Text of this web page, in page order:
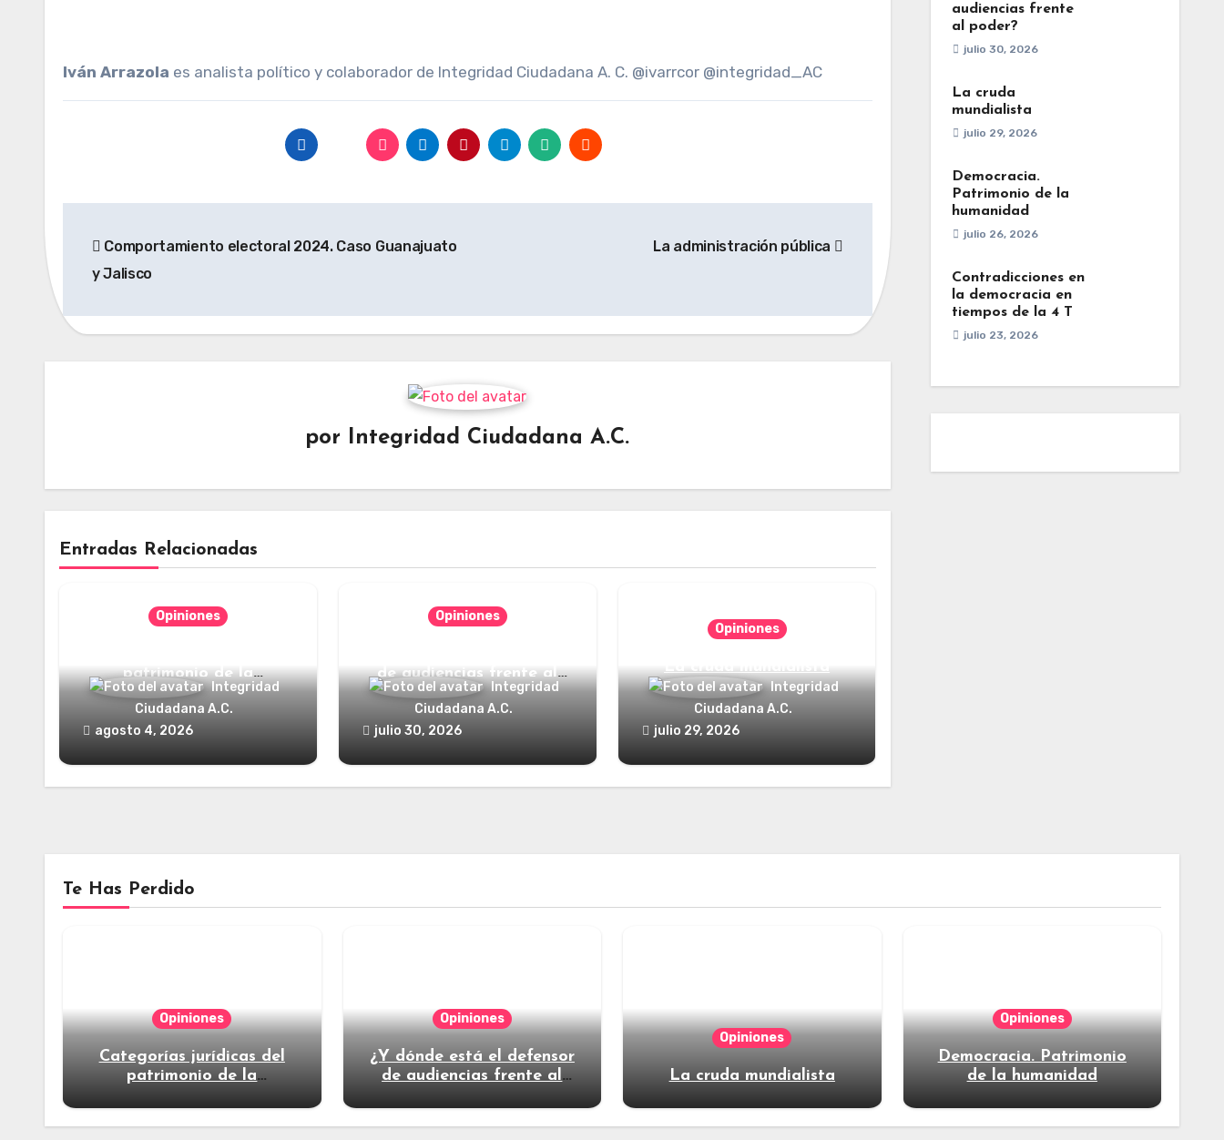
Iván Arrazola es analista político y colaborador de Integridad Ciudadana A. C. @ivarrcor @integridad_AC
de Comportamiento electoral 2024. Caso Guanajuato
y Jalisco
La administración pública
por Integridad Ciudadana A.C.
Entradas Relacionadas
Opiniones
patrimonio de la
humanidadIntegridad
Ciudadana A.C.
agosto 4, 2026
Opiniones
de audiencias frente al
poder?Integridad
Ciudadana A.C.
julio 30, 2026
Opiniones
La cruda mundialista
Integridad
Ciudadana A.C.
julio 29, 2026
audiencias frente
al poder?
julio 30, 2026
La cruda
mundialista
julio 29, 2026
Democracia.
Patrimonio de la
humanidad
julio 26, 2026
Contradicciones en
la democracia en
tiempos de la 4 T
julio 23, 2026
Te Has Perdido
Opiniones
Categorías jurídicas del
patrimonio de la
Opiniones
¿Y dónde está el defensor
de audiencias frente al
Opiniones
La cruda mundialista
Opiniones
Democracia. Patrimonio
de la humanidad